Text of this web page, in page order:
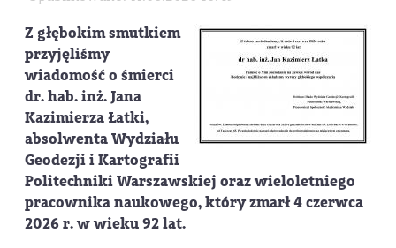
Z głębokim smutkiem
przyjęliśmy
wiadomość o śmierci
dr. hab. inż. Jana
Kazimierza Łatki,
absolwenta Wydziału
Geodezji i Kartografii
Politechniki Warszawskiej oraz wieloletniego
pracownika naukowego, który zmarł 4 czerwca
2026 r. w wieku 92 lat.